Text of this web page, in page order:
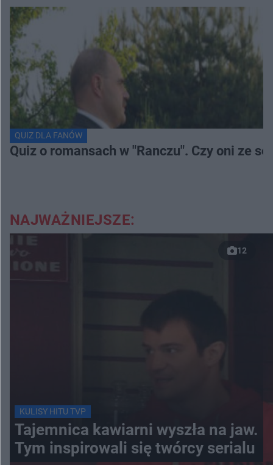
QUIZ DLA FANÓW
Quiz o romansach w "Ranczu". Czy oni ze
NAJWAŻNIEJSZE:
12
KULISY HITU TVP
Tajemnica kawiarni wyszła na jaw.
Tym inspirowali się twórcy serialu